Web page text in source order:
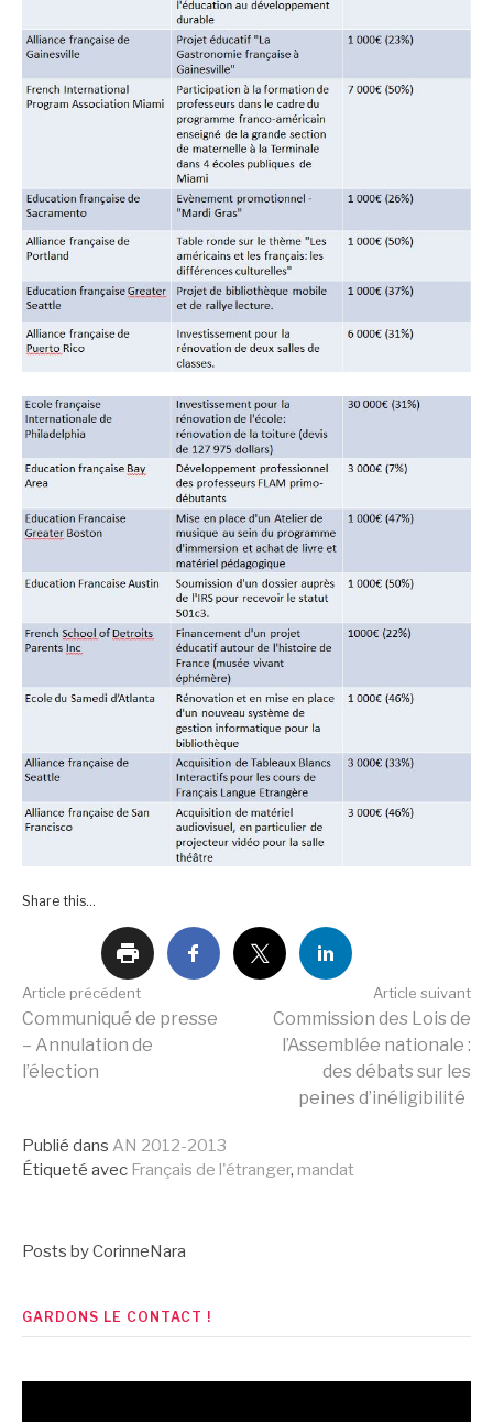
Share this...
Lire
la
suite
Article précédent
Communiqué de presse
– Annulation de
l’élection
Article suivant
Commission des Lois de
l’Assemblée nationale :
des débats sur les
peines d’inéligibilité
Publié dans AN 2012-2013
Étiqueté avec Français de l'étranger, mandat
Posts by CorinneNara
GARDONS LE CONTACT !